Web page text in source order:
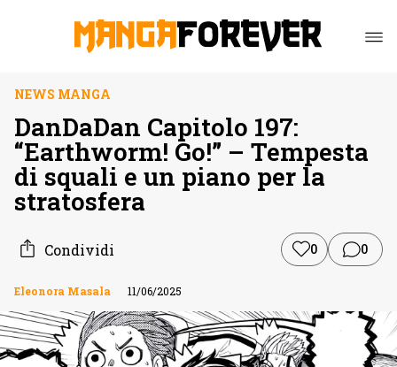
NEWS MANGA
DanDaDan Capitolo 197:
“Earthworm! Go!” – Tempesta
di squali e un piano per la
stratosfera
Condividi 0 0
Eleonora Masala 11/06/2025